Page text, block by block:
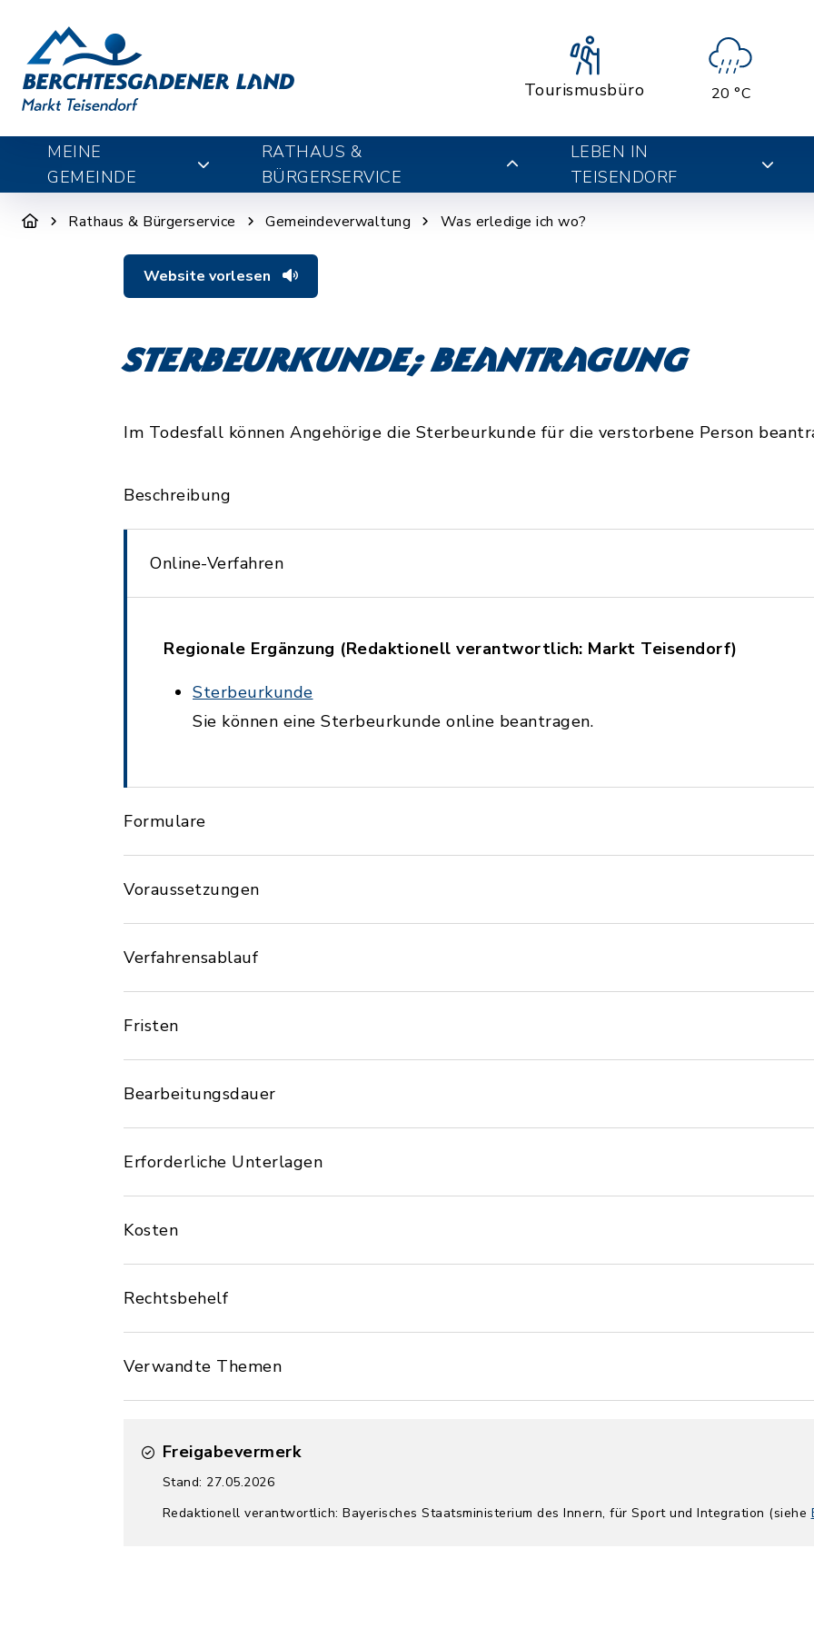
Tourismusbüro 20 °C
MEINE
GEMEINDE
RATHAUS &
BÜRGERSERVICE
LEBEN IN
TEISENDORF
Rathaus & Bürgerservice Gemeindeverwaltung Was erledige ich wo?
Website vorlesen
Sterbeurkunde; Beantragung
Im Todesfall können Angehörige die Sterbeurkunde für die verstorbene Person
Beschreibung
Online-Verfahren
Regionale Ergänzung (Redaktionell verantwortlich: Markt Teisendorf)
Sterbeurkunde
Sie können eine Sterbeurkunde online beantragen.
Formulare
Voraussetzungen
Verfahrensablauf
Fristen
Bearbeitungsdauer
Erforderliche Unterlagen
Kosten
Rechtsbehelf
Verwandte Themen
Freigabevermerk
Stand: 27.05.2026
Redaktionell verantwortlich: Bayerisches Staatsministerium des Innern, für Sport und Integration (siehe